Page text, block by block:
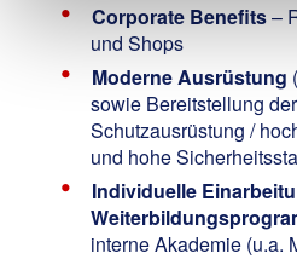
Corporate Benefits–
und Shops
Moderne Ausrüstung
sowie Bereitstellung
Schutzausrüstung /
und hohe
Individuelle
interne Akademie (u.a.